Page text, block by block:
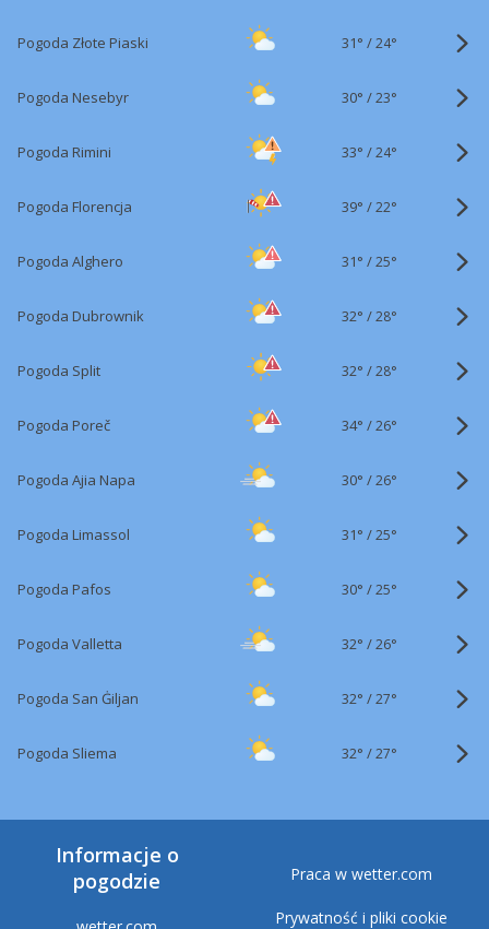
Pogoda Złote Piaski 31° /24°
Pogoda Nesebyr 30° /23°
Pogoda Rimini 33° /24°
Pogoda Florencja 39° /22°
Pogoda Alghero 31° /25°
Pogoda Dubrownik 32° /28°
Pogoda Split 32° /28°
Pogoda Poreč 34° /26°
Pogoda Ajia Napa 30° /26°
Pogoda Limassol 31° /25°
Pogoda Pafos 30° /25°
Pogoda Valletta 32° /26°
Pogoda San Ġiljan 32° /27°
Pogoda Sliema 32° /27°
Informacje o
pogodzie
Praca w wetter.com
Prywatność i pliki cookie